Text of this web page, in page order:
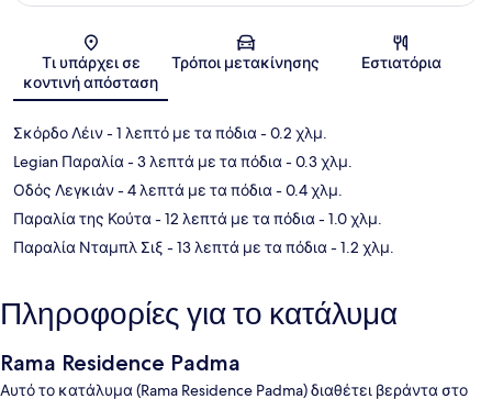
Χάρτης
Τι υπάρχει σε
κοντινή απόσταση
Τρόποι μετακίνησης Εστιατόρια
Σκόρδο Λέιν- 1 λεπτό με τα πόδια- 0.2 χλμ.
Legian Παραλία- 3 λεπτά με τα πόδια- 0.3 χλμ.
Οδός Λεγκιάν- 4 λεπτά με τα πόδια- 0.4 χλμ.
Παραλία της Κούτα- 12 λεπτά με τα πόδια- 1.0 χλμ.
Παραλία Νταμπλ Σιξ - 13 λεπτά με τα πόδια- 1.2 χλμ.
Πληροφορίες για το κατάλυμα
Rama Residence Padma
Αυτό το κατάλυμα (Rama Residence Padma) διαθέτει βεράντα στο